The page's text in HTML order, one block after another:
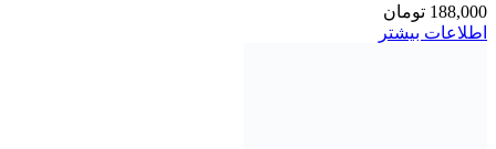
188,000 تومان
اطلاعات بیشتر